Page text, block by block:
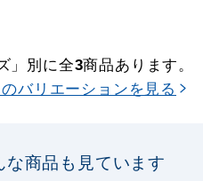
」別に全3商品あります。
バリエーションを見る
商品も見ています